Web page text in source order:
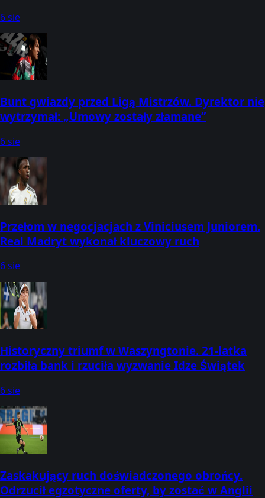
6 sie
Bunt gwiazdy przed Ligą Mistrzów. Dyrektor nie
wytrzymał: „Umowy zostały złamane”
6 sie
Przełom w negocjacjach z Viniciusem Juniorem.
Real Madryt wykonał kluczowy ruch
6 sie
Historyczny triumf w Waszyngtonie. 21-latka
rozbiła bank i rzuciła wyzwanie Idze Świątek
6 sie
Zaskakujący ruch doświadczonego obrońcy.
Odrzucił egzotyczne oferty, by zostać w Anglii